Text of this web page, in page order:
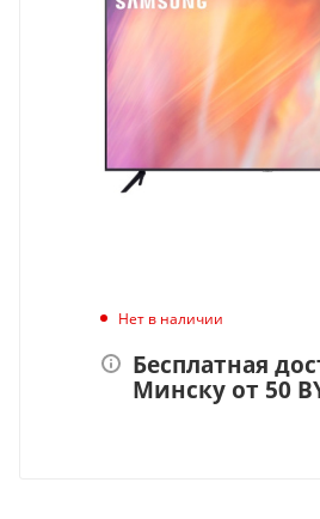
Нет в наличии
Бесплатная
Минску от 50